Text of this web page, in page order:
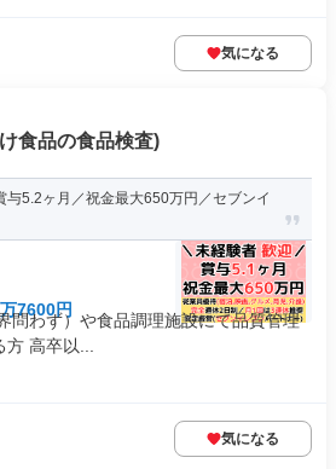
気になる
食品の食品検査)
与5.2ヶ月／祝金最大650万円／セブンイ
7600円
問わず）や食品調理施設にて品質管理
高卒以...
気になる